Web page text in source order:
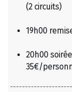
(2 circuits)
19h00
20h00
35€/